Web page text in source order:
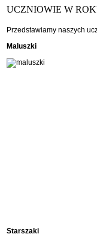
UCZNIOWIE W
Przedstawiamy naszych
Maluszki
Starszaki